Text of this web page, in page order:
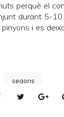
perquè el
durant 5-10
i es
segons